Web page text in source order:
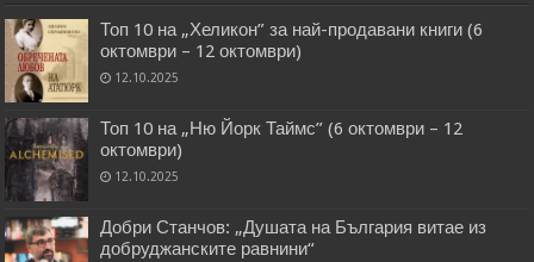
Топ 10 на „Хеликон” за най-продавани книги (6
октомври – 12 октомври)
12.10.2025
Топ 10 на „Ню Йорк Таймс” (6 октомври – 12
октомври)
12.10.2025
Добри Станчов: „Душата на България витае из
добруджанските равнини“